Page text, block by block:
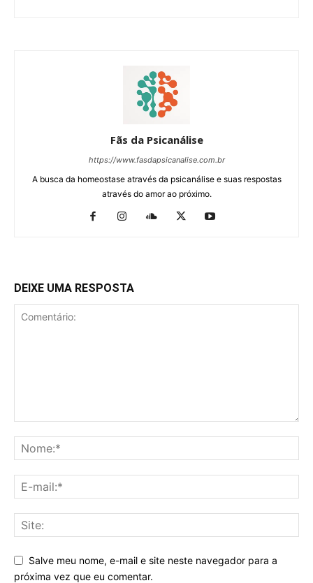
Fãs da Psicanálise
https://www.fasdapsicanalise.com.br
A busca da homeostase através da psicanálise e suas respostas
através do amor ao próximo.
DEIXE UMA RESPOSTA
Salve meu nome, e-mail e site neste navegador para a
próxima vez que eu comentar.